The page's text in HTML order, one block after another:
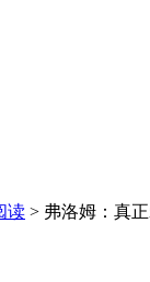
读 > 弗洛姆：真